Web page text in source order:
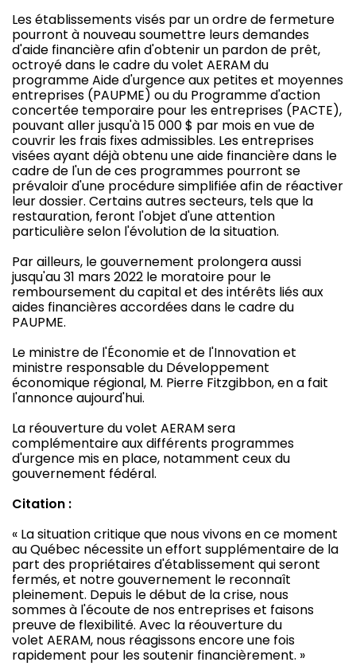
Les établissements visés par un ordre de fermeture
pourront à nouveau soumettre leurs demandes
d'aide financière afin d'obtenir un pardon de prêt,
octroyé dans le cadre du volet AERAM du
programme Aide d'urgence aux petites et moyennes
entreprises (PAUPME) ou du Programme d'action
concertée temporaire pour les entreprises (PACTE),
pouvant aller jusqu'à 15 000 $ par mois en vue de
couvrir les frais fixes admissibles. Les entreprises
visées ayant déjà obtenu une aide financière dans le
cadre de l'un de ces programmes pourront se
prévaloir d'une procédure simplifiée afin de réactiver
leur dossier. Certains autres secteurs, tels que la
restauration, feront l'objet d'une attention
particulière selon l'évolution de la situation.
Par ailleurs, le gouvernement prolongera aussi
jusqu'au 31 mars 2022 le moratoire pour le
remboursement du capital et des intérêts liés aux
aides financières accordées dans le cadre du
PAUPME.
Le ministre de l'Économie et de l'Innovation et
ministre responsable du Développement
économique régional, M. Pierre Fitzgibbon, en a fait
l'annonce aujourd'hui.
La réouverture du volet AERAM sera
complémentaire aux différents programmes
d'urgence mis en place, notamment ceux du
gouvernement fédéral.
Citation :
« La situation critique que nous vivons en ce moment
au Québec nécessite un effort supplémentaire de la
part des propriétaires d'établissement qui seront
fermés, et notre gouvernement le reconnaît
pleinement. Depuis le début de la crise, nous
sommes à l'écoute de nos entreprises et faisons
preuve de flexibilité. Avec la réouverture du
volet AERAM, nous réagissons encore une fois
rapidement pour les soutenir financièrement. »